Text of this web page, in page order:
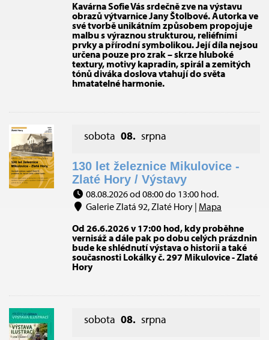
Kavárna Sofie Vás srdečně zve na výstavu
obrazů výtvarnice Jany Štolbové. Autorka ve
své tvorbě unikátním způsobem propojuje
malbu s výraznou strukturou, reliéfními
prvky a přírodní symbolikou. Její díla nejsou
určena pouze pro zrak – skrze hluboké
textury, motivy kapradin, spirál a zemitých
tónů diváka doslova vtahují do světa
hmatatelné harmonie.
sobota 08. srpna
130 let železnice Mikulovice -
Zlaté Hory / Výstavy
08.08.2026 od 08:00 do 13:00 hod.
Galerie Zlatá 92, Zlaté Hory | Mapa
Od 26.6.2026 v 17:00 hod, kdy proběhne
vernisáž a dále pak po dobu celých prázdnin
bude ke shlédnutí výstava o historii a také
současnosti Lokálky č. 297 Mikulovice - Zlaté
Hory
sobota 08. srpna